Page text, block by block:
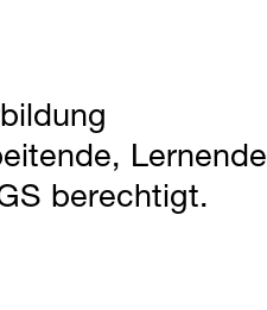
Lernende
berechtigt.